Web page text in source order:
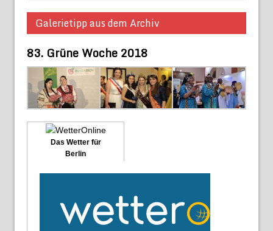
Galerietipp aus dem Archiv
83. Grüne Woche 2018
Das Wetter für
Berlin